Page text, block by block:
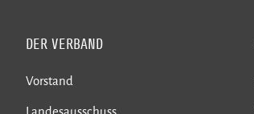
DER VERBAND
Vorstand